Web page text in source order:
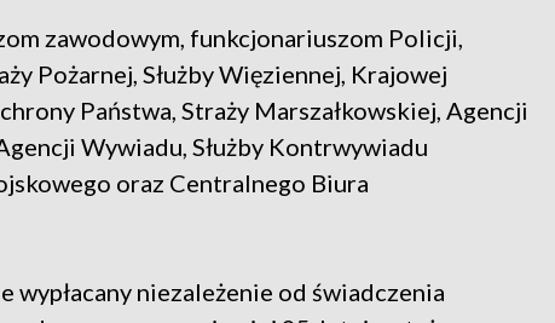
zawodowym, funkcjonariuszom Policji,
Pożarnej, Służby Więziennej, Krajowej
Państwa, Straży Marszałkowskiej, Agencji
Wywiadu, Służby Kontrwywiadu
oraz Centralnego Biura
wypłacany niezależenie od świadczenia